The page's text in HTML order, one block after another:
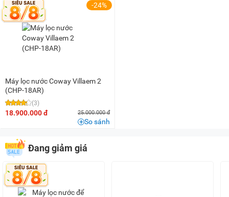
-24%
Máy lọc nước Coway Villaem 2
(CHP-18AR)
(3)
18.900.000 đ 25.000.000 đ
So sánh
Đang giảm giá